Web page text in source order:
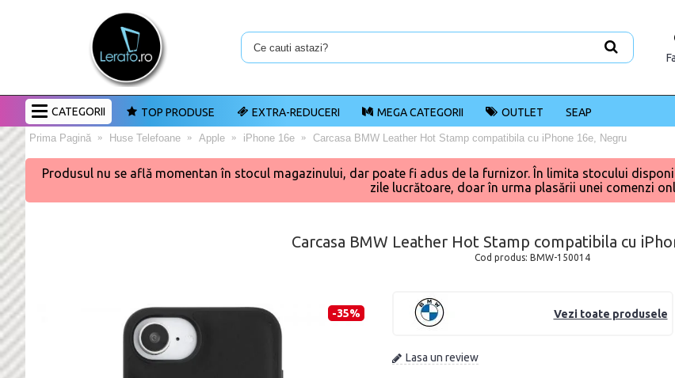
CATEGORII TOP PRODUSE EXTRA-REDUCERI MEGA CATEGORII OUTLET SEAP
Prima Pagină Huse Telefoane Apple iPhone 16e Carcasa BMW Leather Hot Stamp compatibila cu iPhone 16e, Negru
Produsul nu se află momentan în stocul magazinului, dar poate fi adus de la furnizor. În limita stocului
zile lucrătoare, doar în urma plasării unei comenzi
Carcasa BMW Leather Hot Stamp compatibila cu
Cod produs: BMW-150014
-35% Vezi toate produsele
Lasa un review